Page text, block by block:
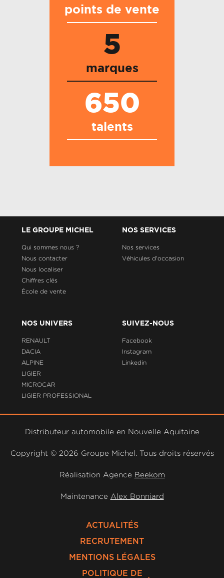
points de vente
5
marques
650
talents
LE GROUPE MICHEL
Qui sommes nous ?
Nous contacter
Nous localiser
Chiffres clés
École de vente
NOS SERVICES
Nos services
Véhicules d'occasion
NOS UNIVERS
RENAULT
DACIA
ALPINE
LIGIER
MICROCAR
LIGIER PROFESSIONAL
SUIVEZ-NOUS
Facebook
Instagram
Linkedin
Distributeur automobile en Nouvelle-Aquitaine
Copyright © 2026 Groupe Michel. Tous droits réservés
Réalisation Agence Beekom
Maintenance Alex Bonniard
ACTUALITÉS
RECRUTEMENT
MENTIONS LÉGALES
POLITIQUE DE